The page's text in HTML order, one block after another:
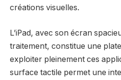
créations visuelles.
L’iPad, avec son écran
traitement, constitue une
exploiter pleinement ces
surface tactile permet une